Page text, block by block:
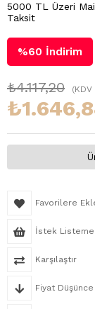
5000 TL Üzeri
Taksit
%60 İndirim
₺4.117,20 (KDV
Favorilere
İstek Listeme
Karşılaştır
Fiyat